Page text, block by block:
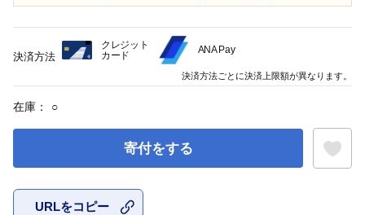
在庫： ○
寄付をする
URLをコピー
決済方法
クレジット
カード
ANA Pay
決済方法ごとに決済上限額が異なります。